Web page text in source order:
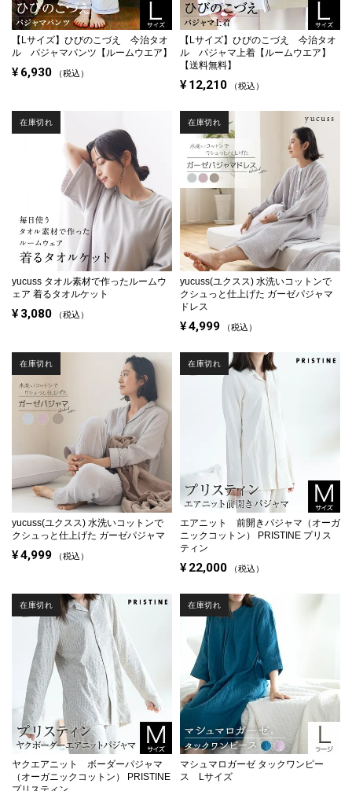
【Lサイズ】 ひびのこづえ 今治タオ
ル パジャマパンツ【ルームウエア】
¥ 6,930 税込
【Lサイズ】 ひびのこづえ 今治タオ
ル パジャマ上着【ルームウエア】
【送料無料】
¥ 12,210 税込
yucuss タオル素材で作ったルームウ
ェア 着るタオルケット
¥ 3,080 税込
在庫切れ
yucuss(ユクスス) 水洗いコットンで
クシュっと仕上げた ガーゼパジャマ
ドレス
¥4,999 税込
在庫切れ
yucuss(ユクスス) 水洗いコットンで
クシュっと仕上げた ガーゼパジャマ
¥4,999 税込
在庫切れ
エアニット 前開きパジャマ（オーガ
ニックコットン） PRISTINE プリス
ティン
¥ 22,000 税込
在庫切れ
ヤクエアニット ボーダーパジャマ
（オーガニックコットン） PRISTINE
在庫切れ
マシュマロガーゼ タックワンピー
ス Lサイズ
在庫切れ